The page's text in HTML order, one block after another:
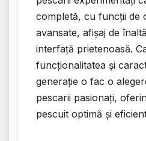
completă, cu funcții de
avansate, afișaj de
interfață prietenoasă.
funcționalitatea și
generație o fac o
pescarii pasionați,
pescuit optimă și